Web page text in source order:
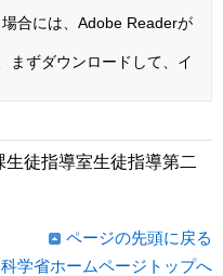
合には、Adobe Readerが
まずダウンロードして、イ
生徒指導室生徒指導第二
ページの先頭に戻る
学省ホームページトップへ